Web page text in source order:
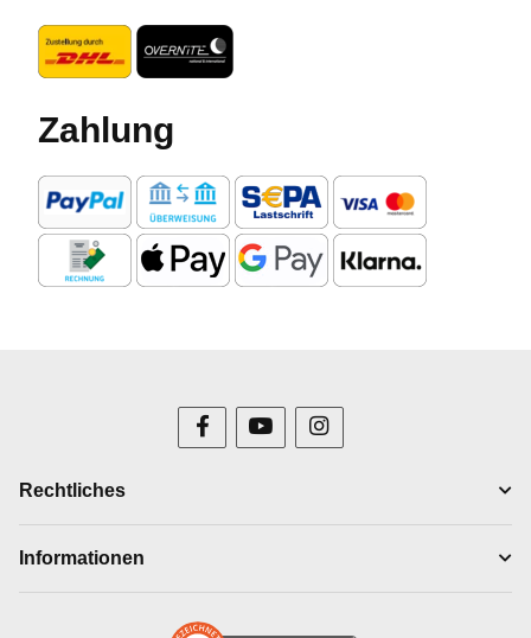
Zahlung
Rechtliches
Informationen